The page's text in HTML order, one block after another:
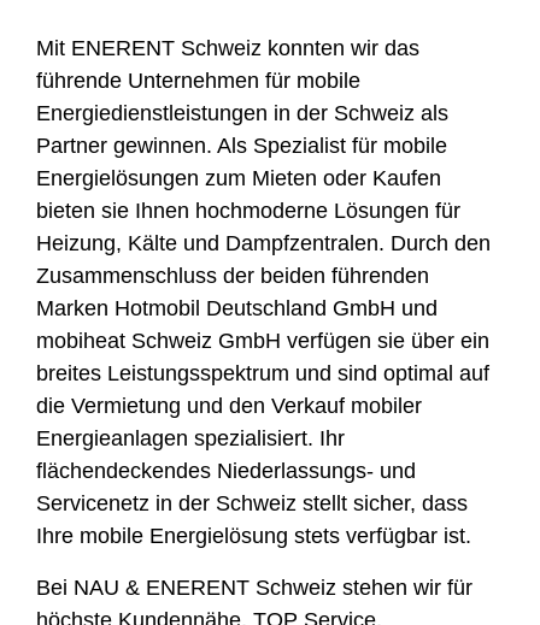
Mit ENERENT Schweiz konnten wir das
führende Unternehmen für mobile
Energiedienstleistungen in der Schweiz als
Partner gewinnen. Als Spezialist für mobile
Energielösungen zum Mieten oder Kaufen
bieten sie Ihnen hochmoderne Lösungen für
Heizung, Kälte und Dampfzentralen. Durch den
Zusammenschluss der beiden führenden
Marken Hotmobil Deutschland GmbH und
mobiheat Schweiz GmbH verfügen sie über ein
breites Leistungsspektrum und sind optimal auf
die Vermietung und den Verkauf mobiler
Energieanlagen spezialisiert. Ihr
flächendeckendes Niederlassungs- und
Servicenetz in der Schweiz stellt sicher, dass
Ihre mobile Energielösung stets verfügbar ist.
Bei NAU & ENERENT Schweiz stehen wir für